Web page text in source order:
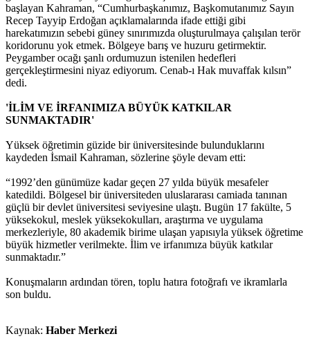
başlayan Kahraman, “Cumhurbaşkanımız, Başkomutanımız Sayın
Recep Tayyip Erdoğan açıklamalarında ifade ettiği gibi
harekatımızın sebebi güney sınırımızda oluşturulmaya çalışılan terör
koridorunu yok etmek. Bölgeye barış ve huzuru getirmektir.
Peygamber ocağı şanlı ordumuzun istenilen hedefleri
gerçekleştirmesini niyaz ediyorum. Cenab-ı Hak muvaffak kılsın”
dedi.
'İLİM VE İRFANIMIZA BÜYÜK KATKILAR
SUNMAKTADIR'
Yüksek öğretimin güzide bir üniversitesinde bulunduklarını
kaydeden İsmail Kahraman, sözlerine şöyle devam etti:
“1992’den günümüze kadar geçen 27 yılda büyük mesafeler
katedildi. Bölgesel bir üniversiteden uluslararası camiada tanınan
güçlü bir devlet üniversitesi seviyesine ulaştı. Bugün 17 fakülte, 5
yüksekokul, meslek yüksekokulları, araştırma ve uygulama
merkezleriyle, 80 akademik birime ulaşan yapısıyla yüksek öğretime
büyük hizmetler verilmekte. İlim ve irfanımıza büyük katkılar
sunmaktadır.”
Konuşmaların ardından tören, toplu hatıra fotoğrafı ve ikramlarla
son buldu.
Kaynak: Haber Merkezi